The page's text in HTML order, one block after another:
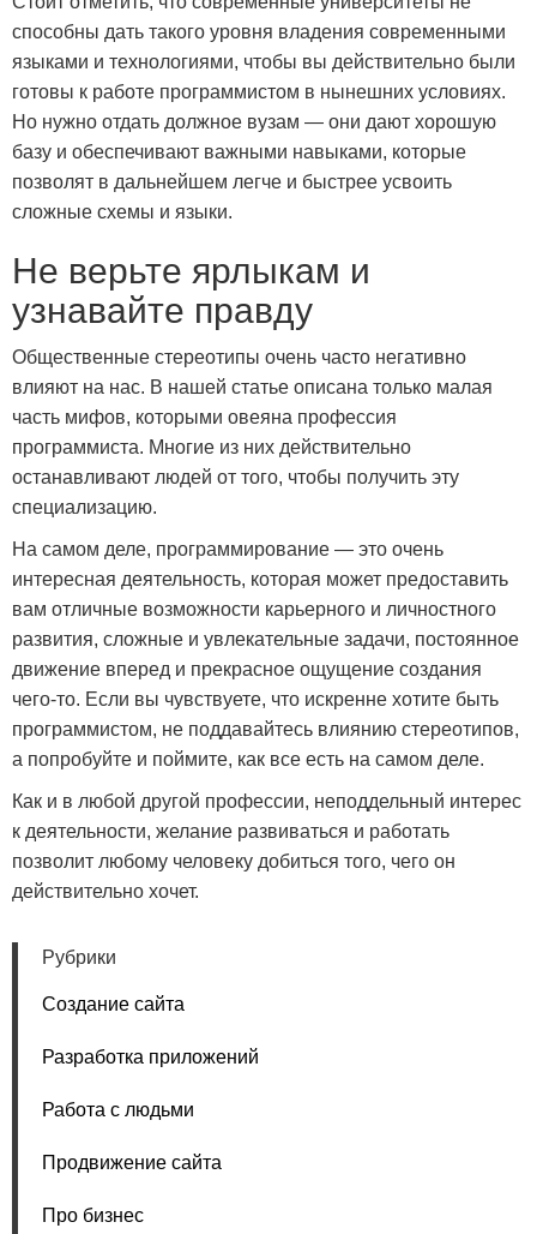
способны дать такого уровня владения современными
языками и технологиями, чтобы вы действительно были
готовы к работе программистом в нынешних условиях.
Но нужно отдать должное вузам — они дают хорошую
базу и обеспечивают важными навыками, которые
позволят в дальнейшем легче и быстрее усвоить
сложные схемы и языки.
Не верьте ярлыкам и
узнавайте правду
Общественные стереотипы очень часто негативно
влияют на нас. В нашей статье описана только малая
часть мифов, которыми овеяна профессия
программиста. Многие из них действительно
останавливают людей от того, чтобы получить эту
специализацию.
На самом деле, программирование — это очень
интересная деятельность, которая может предоставить
вам отличные возможности карьерного и личностного
развития, сложные и увлекательные задачи, постоянное
движение вперед и прекрасное ощущение создания
чего-то. Если вы чувствуете, что искренне хотите быть
программистом, не поддавайтесь влиянию стереотипов,
а попробуйте и поймите, как все есть на самом деле.
Как и в любой другой профессии, неподдельный интерес
к деятельности, желание развиваться и работать
позволит любому человеку добиться того, чего он
действительно хочет.
Рубрики
Создание сайта
Разработка приложений
Работа с людьми
Продвижение сайта
Про бизнес